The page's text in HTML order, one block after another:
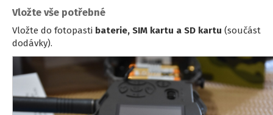
Vložte vše potřebné
Vložte do fotopasti baterie, SIM kartu a SD kartu (součást
dodávky).